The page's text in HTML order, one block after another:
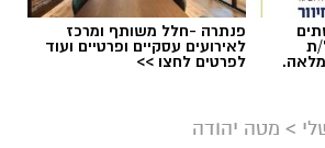
ת
פנתרה -חלל משותף ומרכז
לאירועים עסקיים ופרטיים ועוד
לפרטים לחצו >>
> מטה יהודה